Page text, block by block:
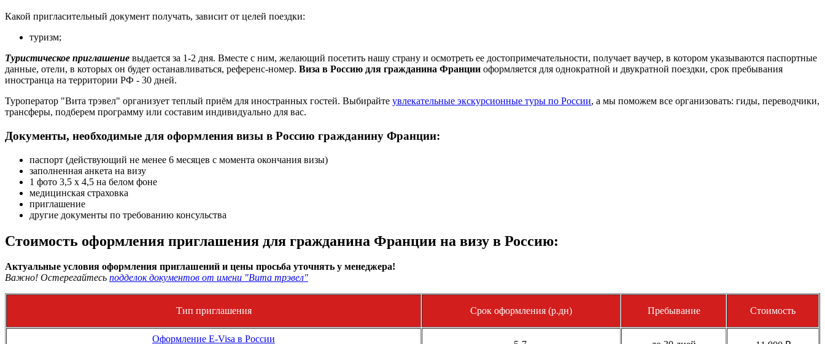
Какой пригласительный документ получать, зависит от целей поездки:
туризм;
Туристическое приглашение выдается за 1-2 дня. Вместе с ним, желающий посетить нашу страну и осмотреть ее достопримечательности, получает ваучер, в котором указываются паспортные
данные, отели, в которых он будет останавливаться, референс-номер. Виза в Россию для гражданина Франции оформляется для однократной и двукратной поездки, срок пребывания
иностранца на территории РФ - 30 дней.
Туроператор "Вита трэвел" организует теплый приём для иностранных гостей. Выбирайте увлекательные экскурсионные туры по России, а мы поможем все организовать: гиды, переводчики,
трансферы, подберем программу или составим индивидуально для вас.
Документы, необходимые для оформления визы в Россию гражданину Франции:
паспорт (действующий не менее 6 месяцев с момента окончания визы)
заполненная анкета на визу
1 фото 3,5 х 4,5 на белом фоне
медицинская страховка
приглашение
другие документы по требованию консульства
Стоимость оформления приглашения для гражданина Франции на визу в Россию:
Актуальные условия оформления приглашений и цены просьба уточнять у менеджера!
Важно! Остерегайтесь подделок документов от имени "Вита трэвел"
Тип приглашения Срок оформления (р.дн) Пребывание Стоимость
Оформление E-Visa в России